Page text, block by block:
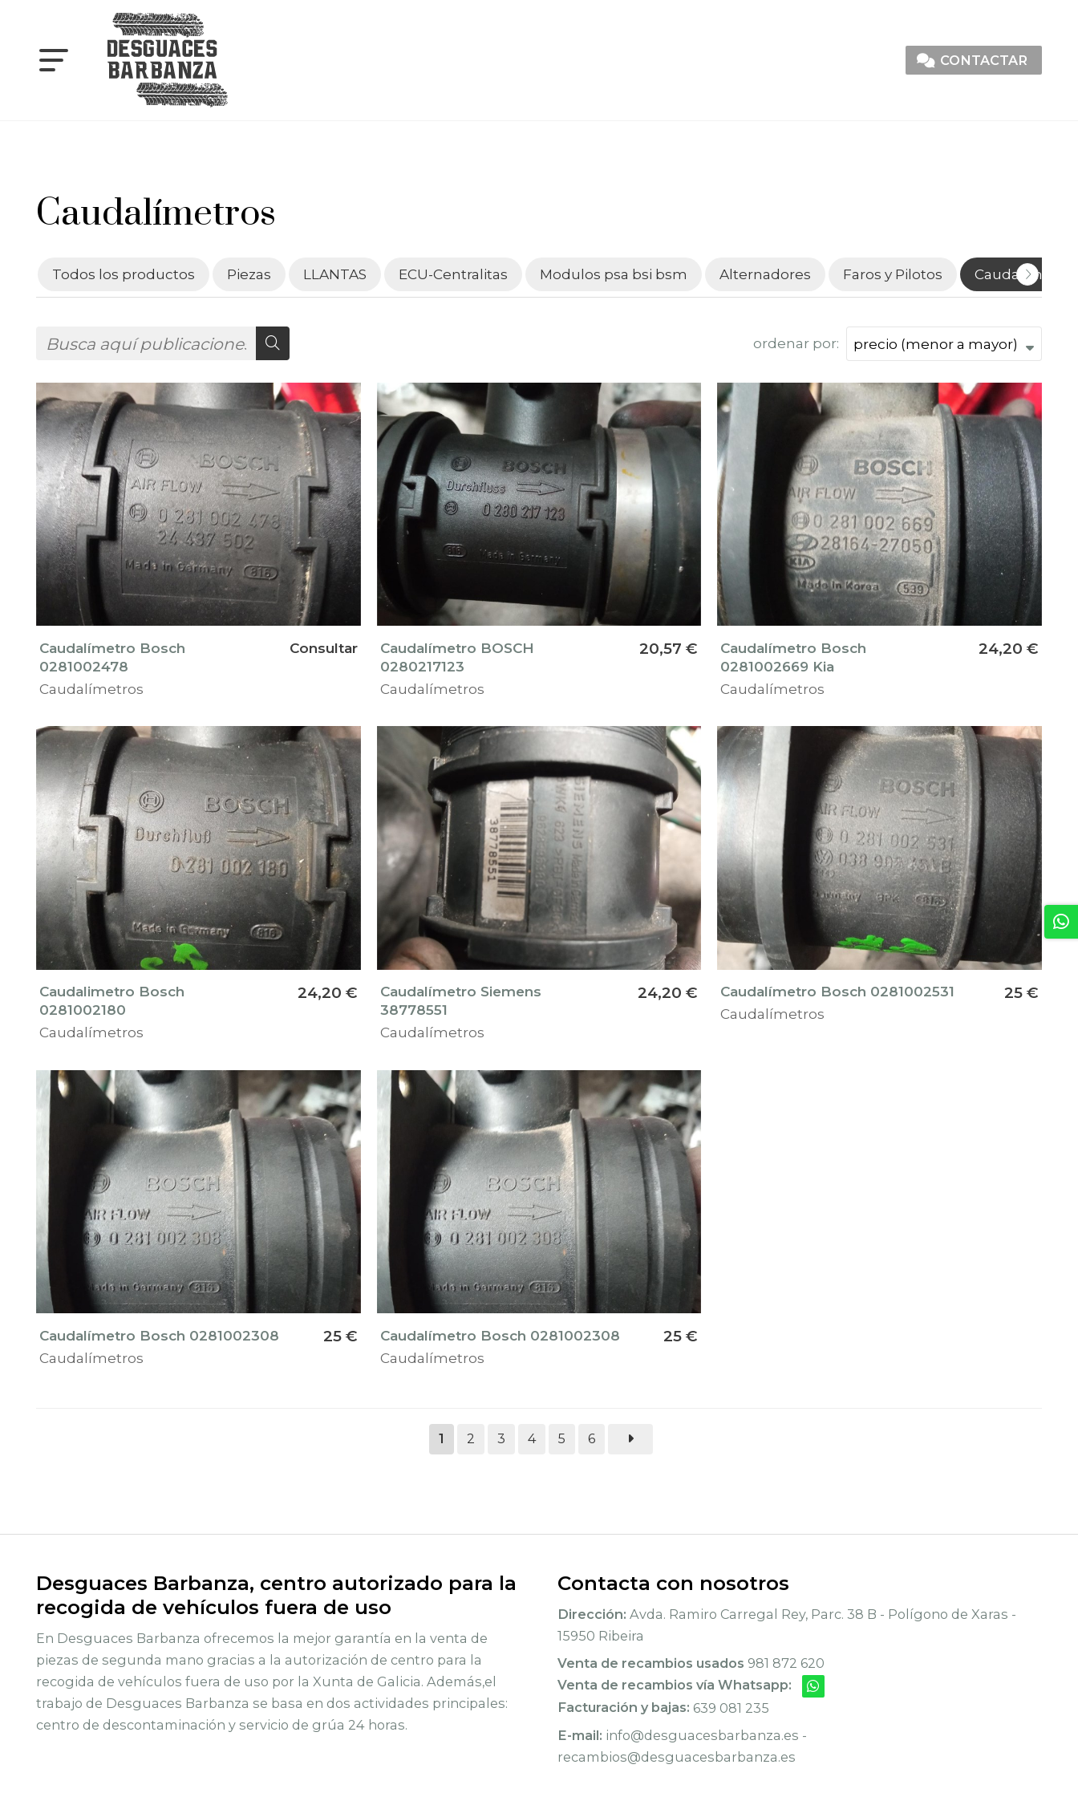
CONTACTAR
Caudalímetros
Todos los productos Piezas LLANTAS ECU-Centralitas Modulos psa bsi bsm Alternadores Faros y Pilotos Caudalímetros
ordenar por:
Caudalímetro Bosch
0281002478
Caudalímetros
Consultar
Caudalímetro BOSCH
0280217123
Caudalímetros
20,57 €
Caudalímetro Bosch
0281002669 Kia
Caudalímetros
24,20 €
Caudalimetro Bosch
0281002180
Caudalímetros
24,20 €
Caudalímetro Siemens
38778551
Caudalímetros
24,20 €
Caudalímetro Bosch 0281002531
Caudalímetros
25 €
Caudalímetro Bosch 0281002308
Caudalímetros
25 €
Caudalímetro Bosch 0281002308
Caudalímetros
25 €
1 2 3 4 5 6
Desguaces Barbanza, centro autorizado para la
recogida de vehículos fuera de uso
En Desguaces Barbanza ofrecemos la mejor garantía en la venta de
piezas de segunda mano gracias a la autorización de centro para la
recogida de vehículos fuera de uso por la Xunta de Galicia. Además,el
trabajo de Desguaces Barbanza se basa en dos actividades principales:
centro de descontaminación y servicio de grúa 24 horas.
Contacta con nosotros
Dirección: Avda. Ramiro Carregal Rey, Parc. 38 B - Polígono de Xaras -
15950 Ribeira
Venta de recambios usados 981 872 620
Venta de recambios vía Whatsapp:
Facturación y bajas: 639 081 235
E-mail: info@desguacesbarbanza.es -
recambios@desguacesbarbanza.es